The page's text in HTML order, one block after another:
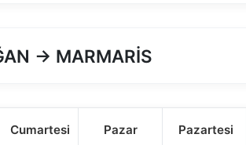
→ MARMARİS
Cumartesi Pazar Pazartesi